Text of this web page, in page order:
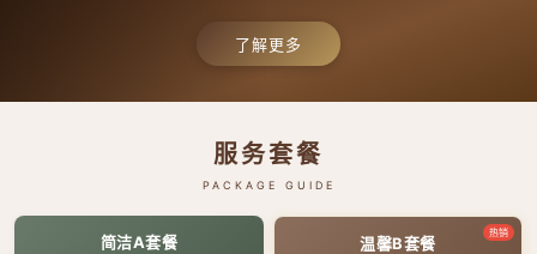
了解更多
服务套餐
PACKAGE GUIDE
简洁A套餐 热销
温馨B套餐